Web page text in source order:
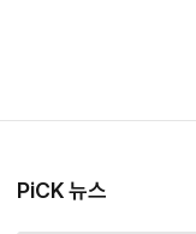
PiCK 뉴스